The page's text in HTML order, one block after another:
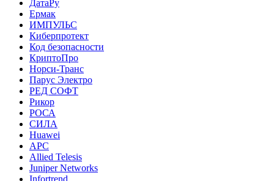
ДатаРу
Ермак
ИМПУЛЬС
Киберпротект
Код безопасности
КриптоПро
Норси-Транс
Парус Электро
РЕД СОФТ
Рикор
РОСА
СИЛА
Huawei
APC
Allied Telesis
Juniper Networks
Infortrend